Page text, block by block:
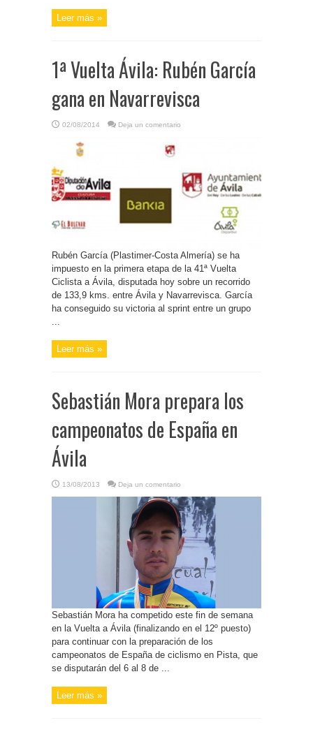
Leer más »
1ª Vuelta Ávila: Rubén García
gana en Navarrevisca
02/08/2014 Deja un comentario
Rubén García (Plastimer-Costa Almería) se ha
impuesto en la primera etapa de la 41ª Vuelta
Ciclista a Ávila, disputada hoy sobre un recorrido
de 133,9 kms. entre Ávila y Navarrevisca. García
ha conseguido su victoria al sprint entre un grupo
...
Leer más »
Sebastián Mora prepara los
campeonatos de España en
Ávila
13/08/2013 Deja un comentario
Sebastián Mora ha competido este fin de semana
en la Vuelta a Ávila (finalizando en el 12º puesto)
para continuar con la preparación de los
campeonatos de España de ciclismo en Pista, que
se disputarán del 6 al 8 de ...
Leer más »